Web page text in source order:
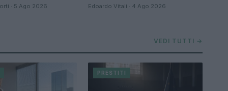
· 5 Ago 2026 Edoardo Vitali · 4 Ago 2026
VEDI TUTTI →
PRESTITI